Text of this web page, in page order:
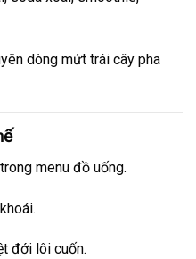
dòng mứt trái cây pha
menu đồ uống.
đới lôi cuốn.